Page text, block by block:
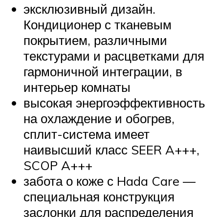
эксклюзивный дизайн.
Кондиционер с тканевым
покрытием, различными
текстурами и расцветками для
гармоничной интеграции, в
интерьер комнаты
высокая энергоэффективность
на охлаждение и обогрев,
сплит-система имеет
наивысший класс SEER A+++,
SCOP A+++
забота о коже с Hada Care —
специальная конструкция
заслонки для распределения